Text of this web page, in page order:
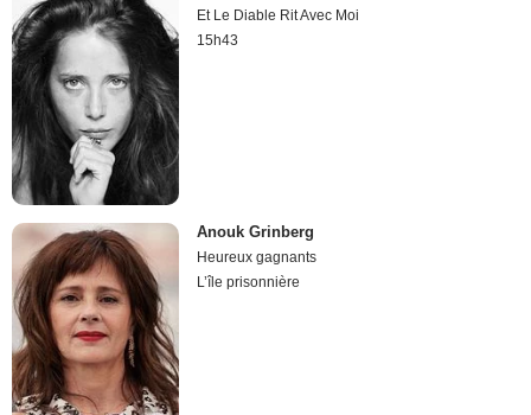
Et Le Diable Rit Avec Moi
15h43
Anouk Grinberg
Heureux gagnants
L’île prisonnière